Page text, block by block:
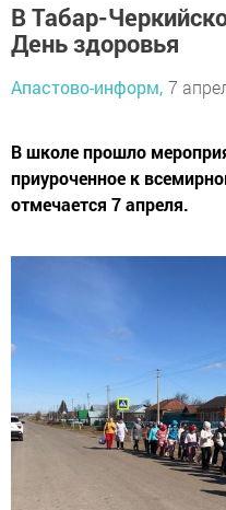
В Табар-
День здоровья
Апастово-информ, 7
В школе прошло
приуроченное к
отмечается 7 апреля.